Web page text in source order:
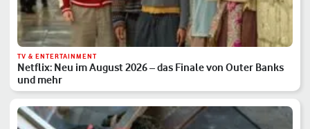
TV & ENTERTAINMENT
Netflix: Neu im August 2026 – das Finale von Outer Banks
und mehr